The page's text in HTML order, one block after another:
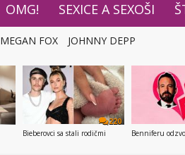
OMG! SEXICE A SEXOŠI
MEGAN FOX JOHNNY DEPP
220
Bieberovci sa stali rodičmi
Benniferu